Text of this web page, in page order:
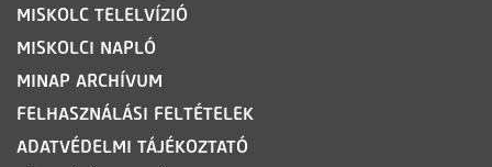
MISKOLC TELELVÍZIÓ
MISKOLCI NAPLÓ
MINAP ARCHÍVUM
FELHASZNÁLÁSI FELTÉTELEK
ADATVÉDELMI TÁJÉKOZTATÓ